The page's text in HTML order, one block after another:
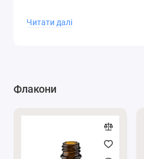
Читати далі
Флакони